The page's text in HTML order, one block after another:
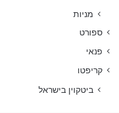
מניות
ספורט
פנאי
קריפטו
ביטקוין בישראל